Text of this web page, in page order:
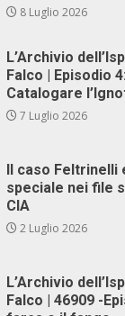
8 Luglio 2026
L’Archivio
Falco | Episodio
Catalogare
7 Luglio 2026
Il caso Feltrinelli
speciale nei file
CIA
2 Luglio 2026
L’Archivio
Falco | 46909 -